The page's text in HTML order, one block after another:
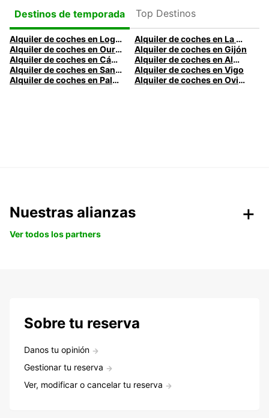
Destinos de temporada
Top Destinos
Alquiler de coches en Logroño
Alquiler de coches en La Coruña
Alquiler de coches en Ourense
Alquiler de coches en Gijón
Alquiler de coches en Cádiz
Alquiler de coches en Almería
Alquiler de coches en Santander
Alquiler de coches en Vigo
Alquiler de coches en Palma
Alquiler de coches en Oviedo
Nuestras alianzas
Ver todos los partners
Sobre tu reserva
Danos tu opinión
Gestionar tu reserva
Ver, modificar o cancelar tu reserva